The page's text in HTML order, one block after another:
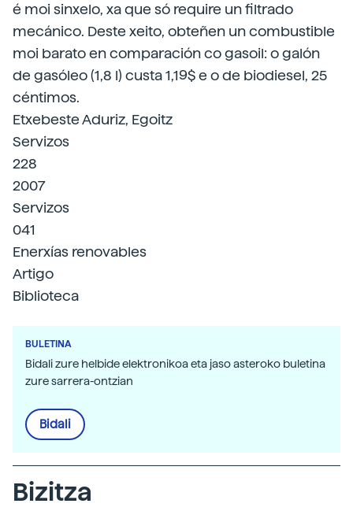
é moi sinxelo, xa que só require un filtrado
mecánico. Deste xeito, obteñen un combustible
moi barato en comparación co gasoil: o galón
de gasóleo (1,8 l) custa 1,19$ e o de biodiesel, 25
céntimos.
Etxebeste Aduriz, Egoitz
Servizos
228
2007
Servizos
041
Enerxías renovables
Artigo
Biblioteca
BULETINA
Bidali zure helbide elektronikoa eta jaso asteroko buletina
zure sarrera-ontzian
Bidali
Bizitza